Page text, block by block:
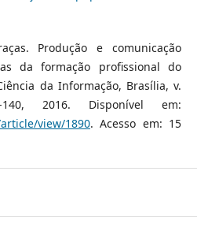
Produção e comunicação
da formação profissional do
da Informação, Brasília, v.
2016. Disponível em:
view/1890. Acesso em: 15